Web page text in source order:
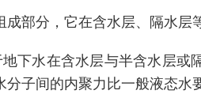
部分，它在含水层、隔水层
下水在含水层与半含水层
子间的内聚力比一般液态水